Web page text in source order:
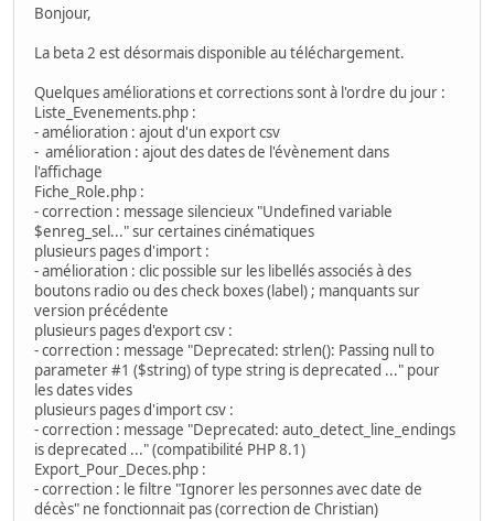
Bonjour,
La beta 2 est désormais disponible au téléchargement.
Quelques améliorations et corrections sont à l'ordre du jour :
Liste_Evenements.php :
- amélioration : ajout d'un export csv
- amélioration : ajout des dates de l'évènement dans
l'affichage
Fiche_Role.php :
- correction : message silencieux "Undefined variable
$enreg_sel..." sur certaines cinématiques
plusieurs pages d'import :
- amélioration : clic possible sur les libellés associés à des
boutons radio ou des check boxes (label) ; manquants sur
version précédente
plusieurs pages d'export csv :
- correction : message "Deprecated: strlen(): Passing null to
parameter #1 ($string) of type string is deprecated ..." pour
les dates vides
plusieurs pages d'import csv :
- correction : message "Deprecated: auto_detect_line_endings
is deprecated ..." (compatibilité PHP 8.1)
Export_Pour_Deces.php :
- correction : le filtre "Ignorer les personnes avec date de
décès" ne fonctionnait pas (correction de Christian)